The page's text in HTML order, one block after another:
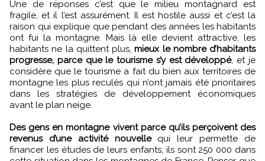
Une de réponses c’est que le milieu montagnard est
fragile, et il l’est assurément. Il est hostile aussi et c’est la
raison qui explique que pendant des années les habitants
ont fui la montagne. Mais là elle devient attractive, les
habitants ne la quittent plus,mieux le nombre d’habitants
progresse, parce que le tourisme s’y est développé, et je
considère que le tourisme a fait du bien aux territoires de
montagne les plus reculés qui n’ont jamais été prioritaires
dans les stratégies de développement économiques
avant le plan neige.
Des gens en montagne vivent parce qu’ils perçoivent des
revenus d’une activité nouvelle qui leur permette de
financer les études de leurs enfants, ils sont 250 000 dans